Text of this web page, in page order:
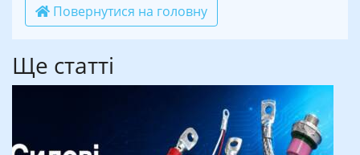
Повернутися на головну
Ще статті